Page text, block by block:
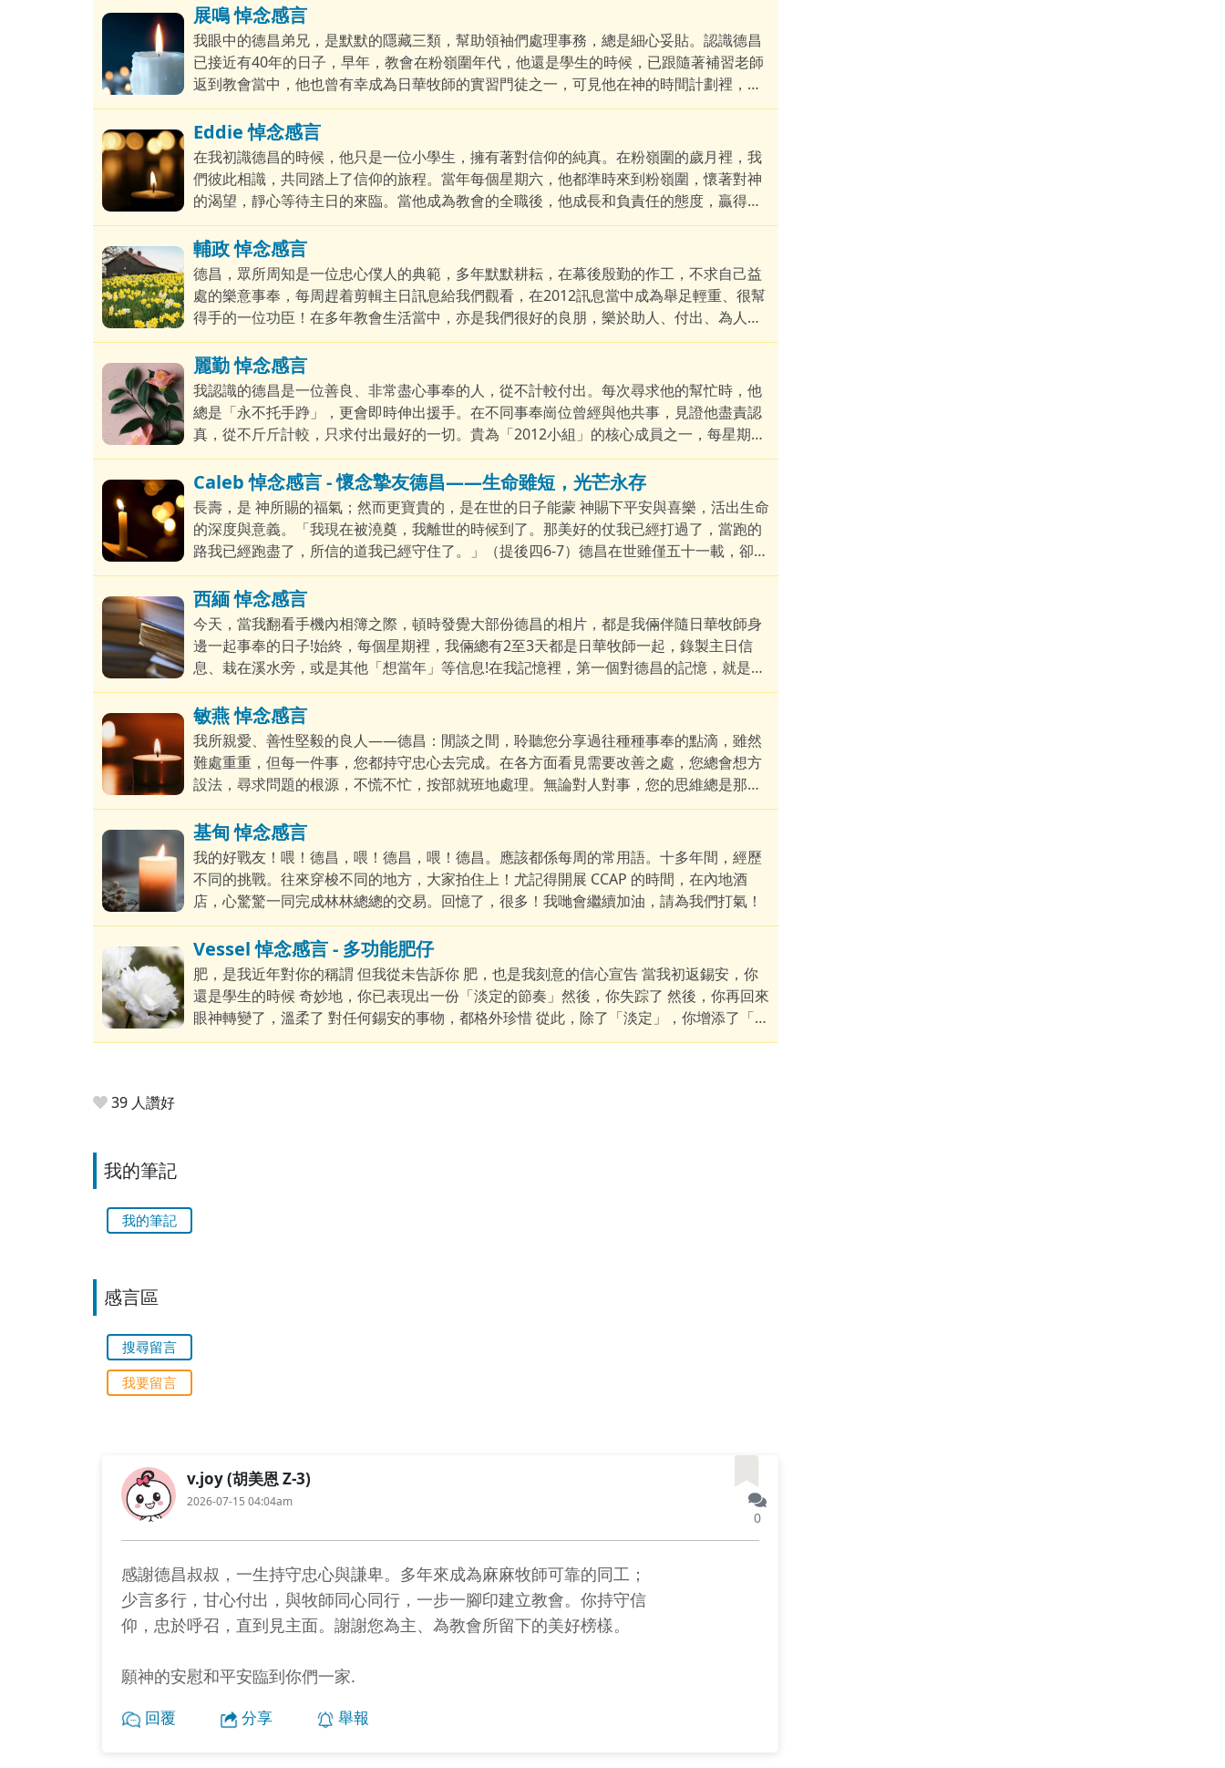
引領！縱然在信仰的前半程
展鳴 悼念感言
我眼中的德昌弟兄，是默默的隱藏三類，幫助領袖們處理事務，總是細心妥貼。認識德昌
已接近有40年的日子，早年，教會在粉嶺圍年代，他還是學生的時候，已跟隨著補習老師
返到教會當中，他也曾有幸成為日華牧師的實習門徒之一，可見他在神的時間計劃裡，早
已有著獨特的定命。
Eddie 悼念感言
在我初識德昌的時候，他只是一位小學生，擁有著對信仰的純真。在粉嶺圍的歲月裡，我
們彼此相識，共同踏上了信仰的旅程。當年每個星期六，他都準時來到粉嶺圍，懷著對神
的渴望，靜心等待主日的來臨。當他成為教會的全職後，他成長和負責任的態度，贏得了
領袖的信任，使他在2012信息團隊中扮演著重要的角色。
輔政 悼念感言
德昌，眾所周知是一位忠心僕人的典範，多年默默耕耘，在幕後殷勤的作工，不求自己益
處的樂意事奉，每周趕着剪輯主日訊息給我們觀看，在2012訊息當中成為舉足輕重、很幫
得手的一位功臣！在多年教會生活當中，亦是我們很好的良朋，樂於助人、付出、為人簡
單、任勞任怨、冷靜、善良、思維清晰。剛才聽見這突如其來的消息，實在愕然，但是憑
着信心的眼我 看見，您已竭了您的工作，當跑嘅路您已經盡心跑完了，所信的道，您亦忠
心的守住了！
麗勤 悼念感言
我認識的德昌是一位善良、非常盡心事奉的人，從不計較付出。每次尋求他的幫忙時，他
總是「永不托手踭」，更會即時伸出援手。在不同事奉崗位曾經與他共事，見證他盡責認
真，從不斤斤計較，只求付出最好的一切。貴為「2012小組」的核心成員之一，每星期見
證他不辭勞苦地剪輯每一篇信息，全心獻上每一口生命的氣息，為神燃燒不止！
Caleb 悼念感言 - 懷念摯友德昌——生命雖短，光芒永存
長壽，是 神所賜的福氣；然而更寶貴的，是在世的日子能蒙 神賜下平安與喜樂，活出生命
的深度與意義。「我現在被澆奠，我離世的時候到了。那美好的仗我已經打過了，當跑的
路我已經跑盡了，所信的道我已經守住了。」（提後四6-7）德昌在世雖僅五十一載，卻活
出了豐盛而堅實的生命。十三歲那年，他接受主耶穌，開始追尋信仰的真諦與生命的幸
福。
西緬 悼念感言
今天，當我翻看手機內相簿之際，頓時發覺大部份德昌的相片，都是我倆伴隨日華牧師身
邊一起事奉的日子!始終，每個星期裡，我倆總有2至3天都是日華牧師一起，錄製主日信
息、栽在溪水旁，或是其他「想當年」等信息!在我記憶裡，第一個對德昌的記憶，就是在
1991年3月，當我剛進到錫安教會之後，就認識到一位與我同是1974年9月出生的青少
年，
敏燕 悼念感言
我所親愛、善性堅毅的良人——德昌：閒談之間，聆聽您分享過往種種事奉的點滴，雖然
難處重重，但每一件事，您都持守忠心去完成。在各方面看見需要改善之處，您總會想方
設法，尋求問題的根源，不慌不忙，按部就班地處理。無論對人對事，您的思維總是那樣
清晰，善惡對錯，分明不混。您常提醒我，該做的事就不要拖延。多年來，不知不覺間，
基甸 悼念感言
我的好戰友！喂！德昌，喂！德昌，喂！德昌。應該都係每周的常用語。十多年間，經歷
不同的挑戰。往來穿梭不同的地方，大家拍住上！尤記得開展 CCAP 的時間，在內地酒
店，心驚驚一同完成林林總總的交易。回憶了，很多！我哋會繼續加油，請為我們打氣！
Vessel 悼念感言 - 多功能肥仔
肥，是我近年對你的稱謂 但我從未告訴你 肥，也是我刻意的信心宣告 當我初返錫安，你
還是學生的時候 奇妙地，你已表現出一份「淡定的節奏」然後，你失踪了 然後，你再回來
眼神轉變了，溫柔了 對任何錫安的事物，都格外珍惜 從此，除了「淡定」，你增添了「溫
柔」
39 人讚好
我的筆記
我的筆記
感言區
搜尋留言
我要留言
v.joy (胡美恩 Z-3)
2026-07-15 04:04am
0
感謝德昌叔叔，一生持守忠心與謙卑。多年來成為麻麻牧師可靠的同工；
少言多行，甘心付出，與牧師同心同行，一步一腳印建立教會。你持守信
仰，忠於呼召，直到見主面。謝謝您為主、為教會所留下的美好榜樣。
願神的安慰和平安臨到你們一家.
回覆 分享 舉報